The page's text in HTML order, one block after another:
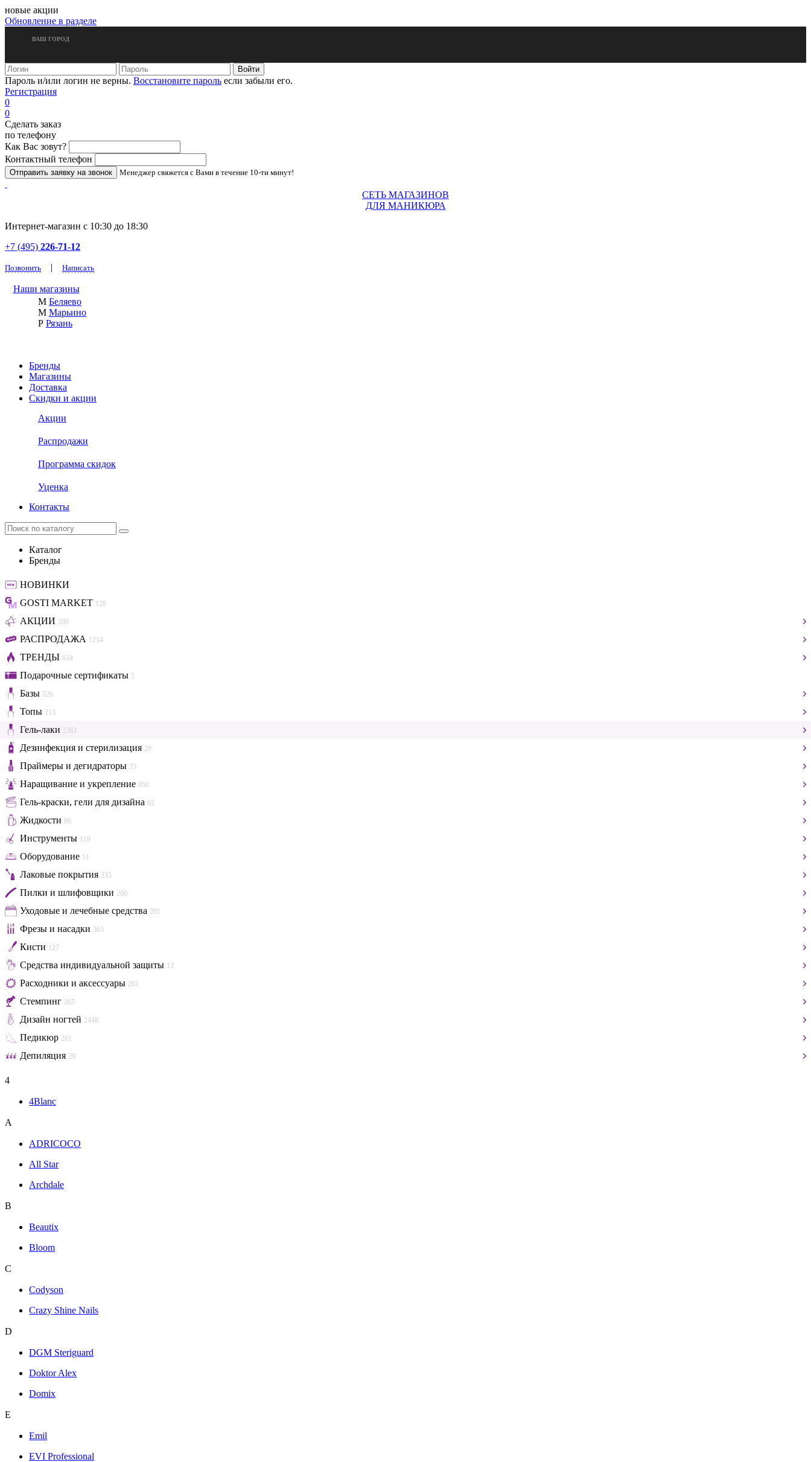
новые акции
Обновление в разделе
ВАШ ГОРОД
Пароль и/или логин не верны. Восстановите пароль если забыли его.
Регистрация
0
0
Сделать заказ
по телефону
Как Вас зовут?
Контактный телефон
Менеджер свяжется с Вами в течение 10-ти минут!
СЕТЬ МАГАЗИНОВ
ДЛЯ МАНИКЮРА
Интернет-магазин с 10:30 до 18:30
+7 (495) 226-71-12
Позвонить | Написать
Наши магазины
М Беляево
М Марьино
Р Рязань
Бренды
Магазины
Доставка
Скидки и акции
Акции
Распродажи
Программа скидок
Уценка
Контакты
Каталог
Бренды
НОВИНКИ
GOSTI MARKET 128
АКЦИИ 386
РАСПРОДАЖА 1214
ТРЕНДЫ 634
Подарочные сертификаты 5
Базы 526
Топы 213
Гель-лаки 2361
Дезинфекция и стерилизация 29
Праймеры и дегидраторы 35
Наращивание и укрепление 950
Гель-краски, гели для дизайна 62
Жидкости 86
Инструменты 119
Оборудование 51
Лаковые покрытия 335
Пилки и шлифовщики 200
Уходовые и лечебные средства 201
Фрезы и насадки 365
Кисти 127
Средства индивидуальной защиты 13
Расходники и аксессуары 201
Стемпинг 265
Дизайн ногтей 2448
Педикюр 261
Депиляция 29
4
4Blanc
A
ADRICOCO
All Star
Archdale
B
Beautix
Bloom
C
Codyson
Crazy Shine Nails
D
DGM Steriguard
Doktor Alex
Domix
E
Emil
EVI Professional